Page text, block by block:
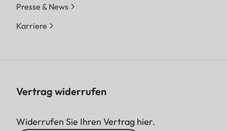
Presse & News
Karriere
Vertrag widerrufen
Widerrufen Sie Ihren Vertrag hier.